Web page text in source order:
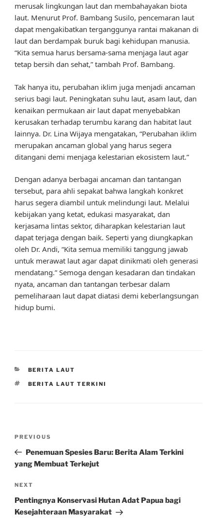
merusak lingkungan laut dan membahayakan biota
laut. Menurut Prof. Bambang Susilo, pencemaran laut
dapat mengakibatkan terganggunya rantai makanan di
laut dan berdampak buruk bagi kehidupan manusia.
“Kita semua harus bersama-sama menjaga laut agar
tetap bersih dan sehat,” tambah Prof. Bambang.
Tak hanya itu, perubahan iklim juga menjadi ancaman
serius bagi laut. Peningkatan suhu laut, asam laut, dan
kenaikan permukaan air laut dapat menyebabkan
kerusakan terhadap terumbu karang dan habitat laut
lainnya. Dr. Lina Wijaya mengatakan, “Perubahan iklim
merupakan ancaman global yang harus segera
ditangani demi menjaga kelestarian ekosistem laut.”
Dengan adanya berbagai ancaman dan tantangan
tersebut, para ahli sepakat bahwa langkah konkret
harus segera diambil untuk melindungi laut. Melalui
kebijakan yang ketat, edukasi masyarakat, dan
kerjasama lintas sektor, diharapkan kelestarian laut
dapat terjaga dengan baik. Seperti yang diungkapkan
oleh Dr. Andi, “Kita semua memiliki tanggung jawab
untuk merawat laut agar dapat dinikmati oleh generasi
mendatang.” Semoga dengan kesadaran dan tindakan
nyata, ancaman dan tantangan terbesar dalam
pemeliharaan laut dapat diatasi demi keberlangsungan
hidup bumi.
CATEGORIES
BERITA LAUT
TAGS
BERITA LAUT TERKINI
Previous
Post
PREVIOUS
Penemuan Spesies Baru: Berita Alam Terkini
yang Membuat Terkejut
Next
Post
NEXT
Pentingnya Konservasi Hutan Adat Papua bagi
Kesejahteraan Masyarakat